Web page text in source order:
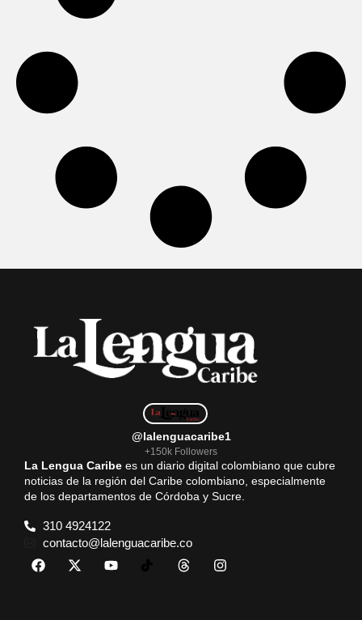
@lalenguacaribe1
+150k Followers
La Lengua Caribe es un diario digital colombiano que cubre
noticias de la región del Caribe colombiano, especialmente
de los departamentos de Córdoba y Sucre.
310 4924122
contacto@lalenguacaribe.co